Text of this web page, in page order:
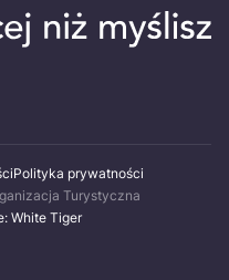
Polityka prywatności
Turystyczna
White Tiger